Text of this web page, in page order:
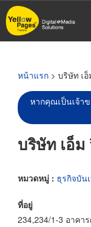
ข้าม
ไป
หน้าแรก > บริษัท เ
หากคุณเป็นเจ้า
บริษัท เอ็
หมวดหมู่ : ธุรกิจบัน
ที่อยู่
234,234/1-3 อาคา